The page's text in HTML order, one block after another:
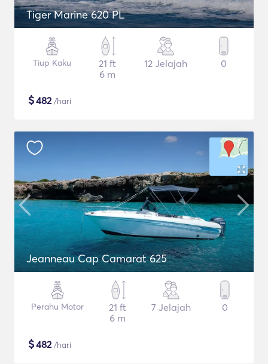
Tiger Marine 620 PL
Tiup Kaku
21 ft
6 m
12 Jelajah 0
$482/hari
Jeanneau Cap Camarat 625
Perahu Motor
21 ft
6 m
7 Jelajah 0
$482/hari